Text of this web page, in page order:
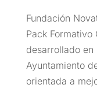
Fundación
Pack Formativo
desarrollado
Ayuntamiento
orientada a